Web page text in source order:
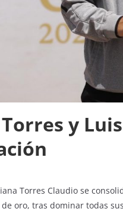
y
Torres Claudio se
oro, tras dominar todas